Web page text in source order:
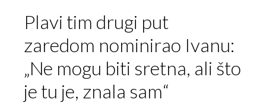
Plavi tim drugi put
zaredom nominirao Ivanu:
„Ne mogu biti sretna, ali što
je tu je, znala sam“